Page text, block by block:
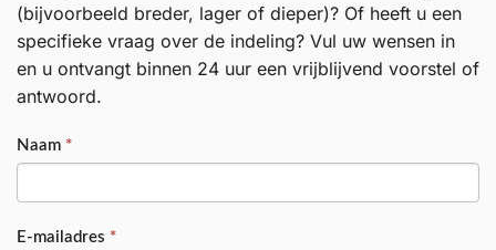
(bijvoorbeeld breder, lager of dieper)? Of heeft u een
specifieke vraag over de indeling? Vul uw wensen in
en u ontvangt binnen 24 uur een vrijblijvend voorstel of
antwoord.
PRODUCT
Naam *
E-mailadres *